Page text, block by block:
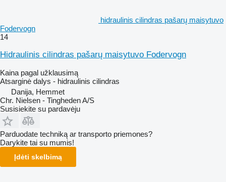
hidraulinis cilindras pašarų maisytuvo
Fodervogn
14
Hidraulinis cilindras pašarų maisytuvo Fodervogn
Kaina pagal užklausimą
Atsarginė dalys - hidraulinis cilindras
Danija, Hemmet
Chr. Nielsen - Tingheden A/S
Susisiekite su pardavėju
Parduodate techniką ar transporto priemones?
Darykite tai su mumis!
Įdėti skelbimą